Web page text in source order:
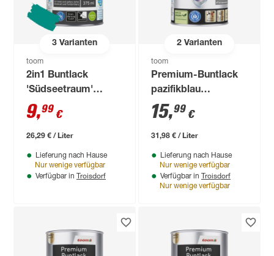
3Varianten
toom
2in1 Buntlack
'Südseetraum'
petrolfarben
seidenmatt 375 ml
9,99 €
26,29 € / Liter
Lieferung nach Hause
Nur wenige verfügbar
Verfügbar in Troisdorf
2Varianten
toom
Premium-Buntlack
pazifikblau
seidenmatt 500 ml
15,99 €
31,98 € / Liter
Lieferung nach Hause
Nur wenige verfügbar
Verfügbar in Troisdorf
Nur wenige verfügbar